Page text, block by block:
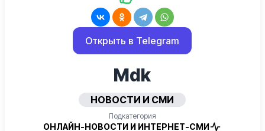
Открыть в Telegram
Mdk
НОВОСТИ И СМИ
Подкатегория
ОНЛАЙН-НОВОСТИ И ИНТЕРНЕТ-СМИ